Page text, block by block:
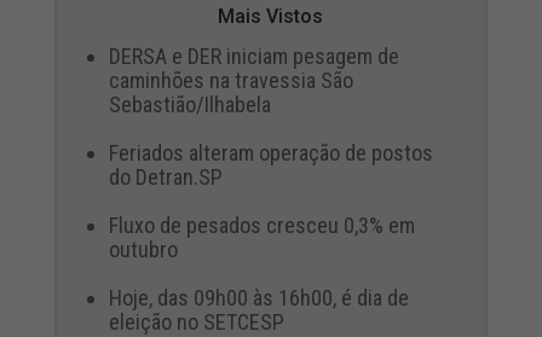
Mais Vistos
DERSA e DER iniciam pesagem de
caminhões na travessia São
Sebastião/Ilhabela
Feriados alteram operação de postos
do Detran.SP
Fluxo de pesados cresceu 0,3% em
outubro
Hoje, das 09h00 às 16h00, é dia de
eleição no SETCESP